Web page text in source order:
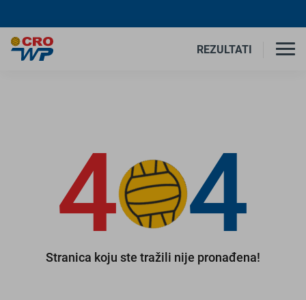
REZULTATI
4 4
Stranica koju ste tražili nije pronađena!